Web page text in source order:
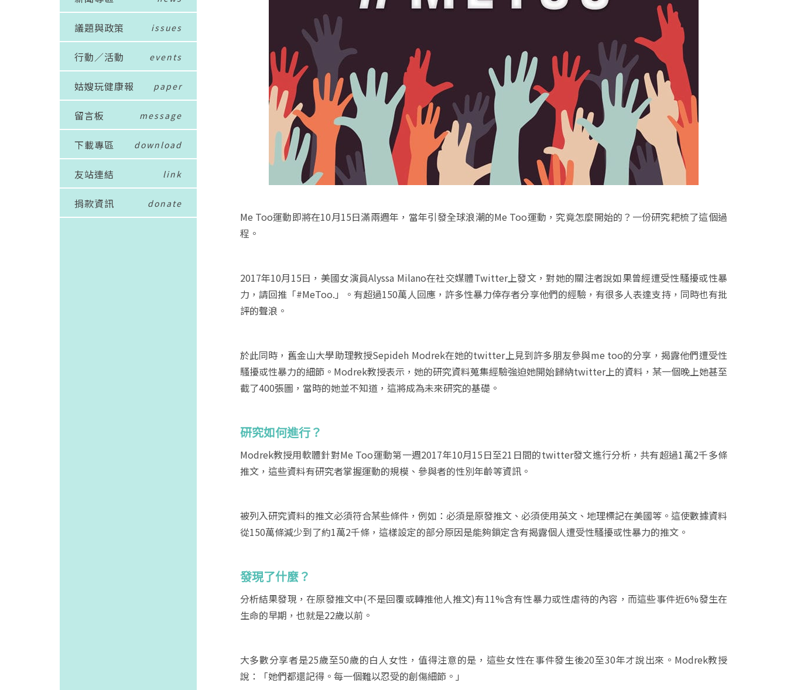
議題與政策 issues
行動／活動 events
姑嫂玩健康報 paper
留言板 message
下載專區 download
友站連結 link
捐款資訊 donate
Me Too運動即將在10月15日滿兩週年，當年引發全球浪潮的Me Too運動，究竟怎麼開始的？一份研究耙梳了這個過
程。
2017年10月15日，美國女演員Alyssa Milano在社交媒體Twitter上發文，對她的關注者說如果曾經遭受性騷擾或性暴
力，請回推「#MeToo.」。有超過150萬人回應，許多性暴力倖存者分享他們的經驗，有很多人表達支持，同時也有批
評的聲浪。
於此同時，舊金山大學助理教授Sepideh Modrek在她的twitter上見到許多朋友參與me too的分享，揭露他們遭受性
騷擾或性暴力的細節。Modrek教授表示，她的研究資料蒐集經驗強迫她開始歸納twitter上的資料，某一個晚上她甚至
截了400張圖，當時的她並不知道，這將成為未來研究的基礎。
研究如何進行？
Modrek教授用軟體針對Me Too運動第一週2017年10月15日至21日間的twitter發文進行分析，共有超過1萬2千多條
推文，這些資料有研究者掌握運動的規模、參與者的性別年齡等資訊。
被列入研究資料的推文必須符合某些條件，例如：必須是原發推文、必須使用英文、地理標記在美國等。這使數據資料
從150萬條減少到了約1萬2千條，這樣設定的部分原因是能夠鎖定含有揭露個人遭受性騷擾或性暴力的推文。
發現了什麼？
分析結果發現，在原發推文中(不是回覆或轉推他人推文)有11%含有性暴力或性虐待的內容，而這些事件近6%發生在
生命的早期，也就是22歲以前。
大多數分享者是25歲至50歲的白人女性，值得注意的是，這些女性在事件發生後20至30年才說出來。Modrek教授
說：「她們都還記得。每一個難以忍受的創傷細節。」